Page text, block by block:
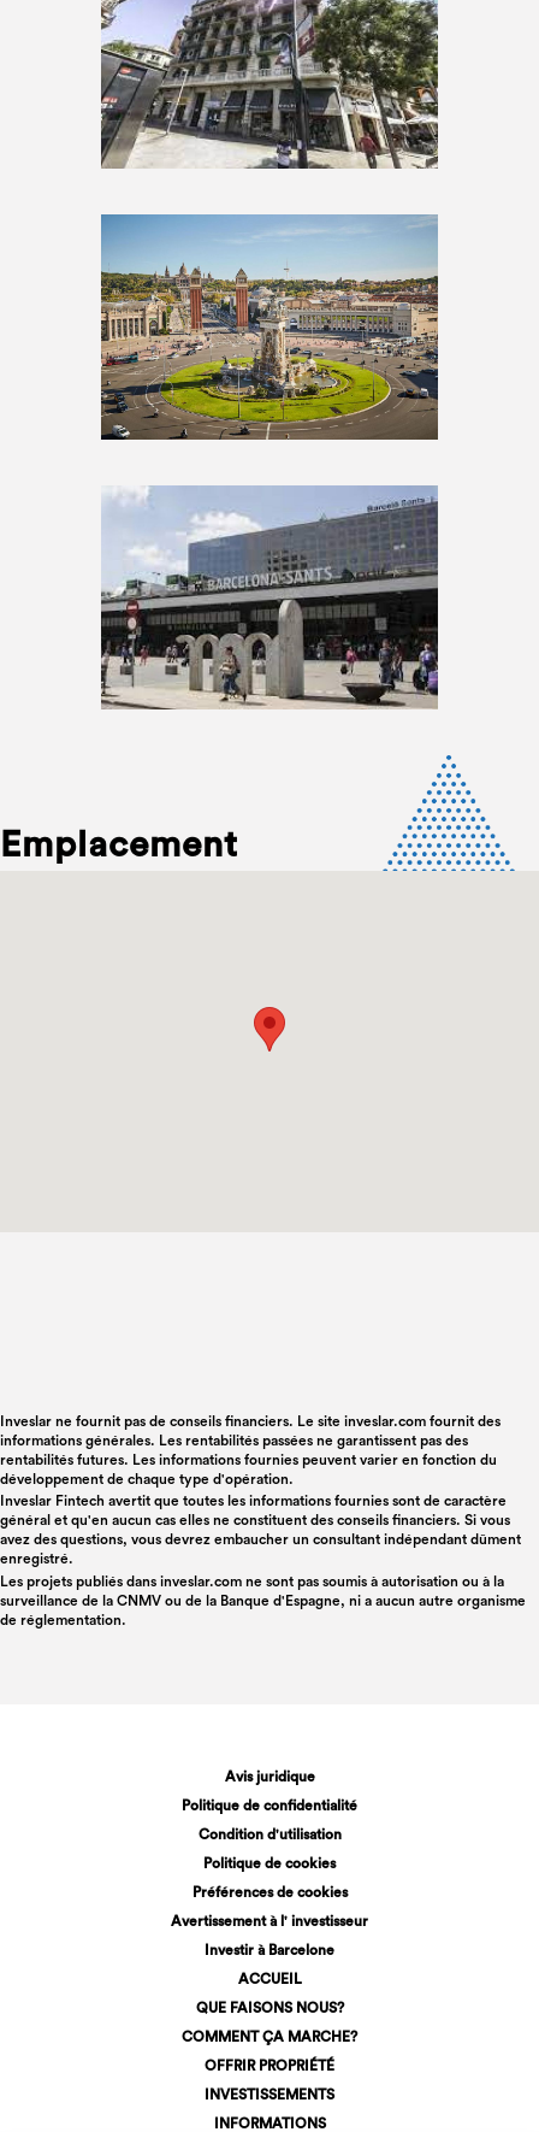
Emplacement
Inveslar ne fournit pas de conseils financiers. Le site inveslar.com fournit des
informations générales. Les rentabilités passées ne garantissent pas des
rentabilités futures. Les informations fournies peuvent varier en fonction du
développement de chaque type d'opération.
Inveslar Fintech avertit que toutes les informations fournies sont de caractère
général et qu'en aucun cas elles ne constituent des conseils financiers. Si vous
avez des questions, vous devrez embaucher un consultant indépendant dûment
enregistré.
Les projets publiés dans inveslar.com ne sont pas soumis à autorisation ou à la
surveillance de la CNMV ou de la Banque d'Espagne, ni a aucun autre organisme
de réglementation.
Avis juridique
Politique de confidentialité
Condition d'utilisation
Politique de cookies
Préférences de cookies
Avertissement à l' investisseur
Investir à Barcelone
ACCUEIL
QUE FAISONS NOUS?
COMMENT ÇA MARCHE?
OFFRIR PROPRIÉTÉ
INVESTISSEMENTS
INFORMATIONS